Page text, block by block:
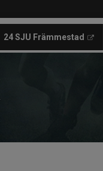
24 SJU Främmestad